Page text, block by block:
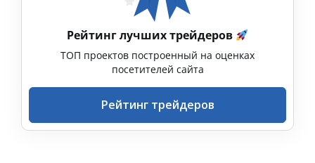
Рейтинг лучших трейдеров
ТОП проектов построенный на оценках
посетителей сайта
Рейтинг трейдеров